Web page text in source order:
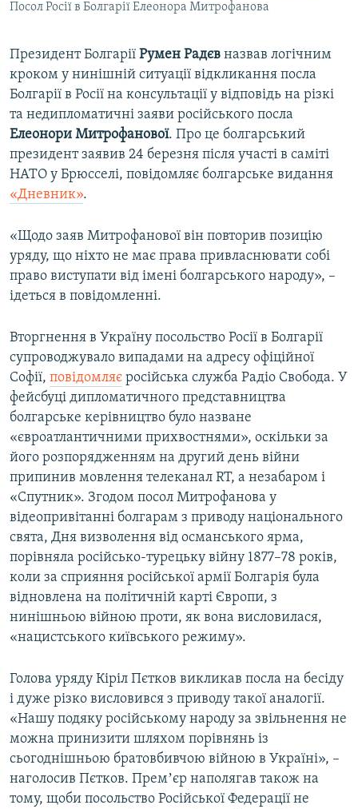
ІНФОГРАФІКА
ДОЛУЧАЙСЯ!
Усі сайти RFE/RL
Посол Росії в Болгарії Елеонора Митрофанова
Президент Болгарії Румен Радєв назвав логічним
кроком у нинішній ситуації відкликання посла
Болгарії в Росії на консультації у відповідь на різкі
та недипломатичні заяви російського посла
Елеонори Митрофанової. Про це болгарський
президент заявив 24 березня після участі в саміті
НАТО у Брюсселі, повідомляє болгарське видання
«Дневник».
«Щодо заяв Митрофанової він повторив позицію
уряду, що ніхто не має права привласнювати собі
право виступати від імені болгарського народу», –
ідеться в повідомленні.
Вторгнення в Україну посольство Росії в Болгарії
супроводжувало випадами на адресу офіційної
Софії, повідомляє російська служба Радіо Свобода. У
фейсбуці дипломатичного представництва
болгарське керівництво було назване
«євроатлантичними прихвостнями», оскільки за
його розпорядженням на другий день війни
припинив мовлення телеканал RT, а незабаром і
«Спутник». Згодом посол Митрофанова у
відеопривітанні болгарам з приводу національного
свята, Дня визволення від османського ярма,
порівняла російсько-турецьку війну 1877–78 років,
коли за сприяння російської армії Болгарія була
відновлена на політичній карті Європи, з
нинішньою війною проти, як вона висловилася,
«нацистського київського режиму».
Голова уряду Кіріл Пєтков викликав посла на бесіду
і дуже різко висловився з приводу такої аналогії.
«Нашу подяку російському народу за звільнення не
можна принизити шляхом порівнянь із
сьогоднішньою братовбивчою війною в Україні», –
наголосив Пєтков. Премʼєр наполягав також на
тому, щоби посольство Російської Федерації не